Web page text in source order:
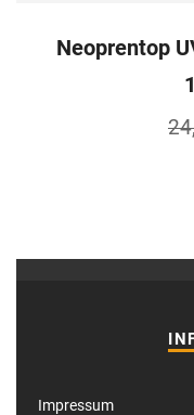
Neoprentop
Impressum